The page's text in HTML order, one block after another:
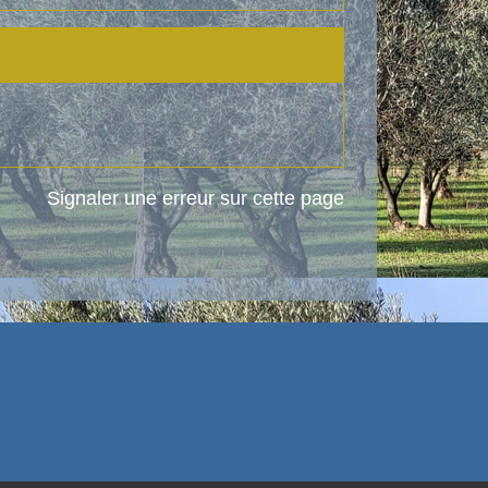
Signaler une erreur sur cette page